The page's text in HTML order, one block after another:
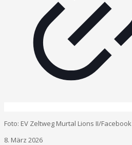
Foto: EV Zeltweg Murtal Lions II/Facebook
8. März 2026